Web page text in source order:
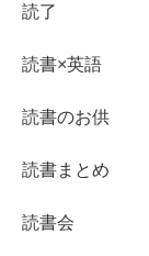
読了
読書×英語
読書のお供
読書まとめ
読書会